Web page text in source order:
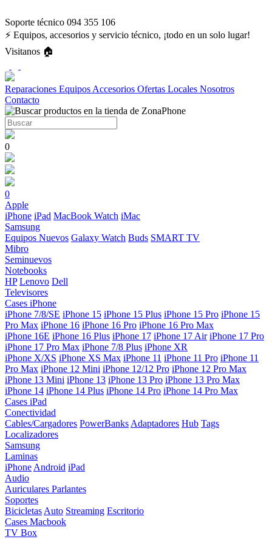
Soporte técnico 094 355 106
⚡ Equipos, accesorios y servicio técnico, ¡todo en un solo lugar!
Visitanos 🏠
Reparaciones Equipos Accesorios Ofertas Locales Nosotros
Contacto
0
0
Apple
iPhone iPad MacBook Watch iMac
Samsung
Equipos Nuevos Galaxy Watch Buds SMART TV
Mibro
Seminuevos
Notebooks
HP Lenovo Dell
Televisores
Cases iPhone
iPhone 7/8/SE iPhone 15 iPhone 15 Plus iPhone 15 Pro iPhone 15
Pro Max iPhone 16 iPhone 16 Pro iPhone 16 Pro Max
iPhone 16E iPhone 16 Plus iPhone 17 iPhone 17 Air iPhone 17 Pro
iPhone 17 Pro Max iPhone 7/8 Plus iPhone XR
iPhone X/XS iPhone XS Max iPhone 11 iPhone 11 Pro iPhone 11
Pro Max iPhone 12 Mini iPhone 12/12 Pro iPhone 12 Pro Max
iPhone 13 Mini iPhone 13 iPhone 13 Pro iPhone 13 Pro Max
iPhone 14 iPhone 14 Plus iPhone 14 Pro iPhone 14 Pro Max
Cases iPad
Conectividad
Cables/Cargadores PowerBanks Adaptadores Hub Tags
Localizadores
Samsung
Laminas
iPhone Android iPad
Audio
Auriculares Parlantes
Soportes
Bicicletas Auto Streaming Escritorio
Cases Macbook
TV Box